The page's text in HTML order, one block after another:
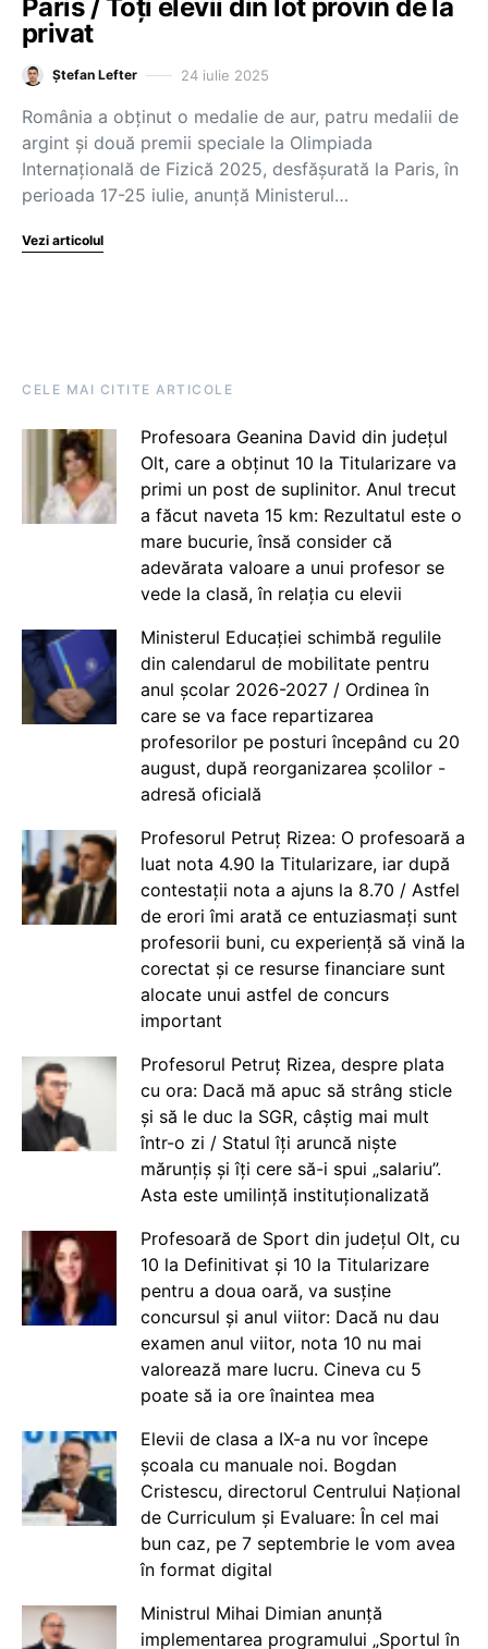
Paris / Toți elevii din lot provin de la
privat
Ștefan Lefter 24 iulie 2025
România a obținut o medalie de aur, patru medalii de
argint și două premii speciale la Olimpiada
Internațională de Fizică 2025, desfășurată la Paris, în
perioada 17-25 iulie, anunță Ministerul…
Vezi articolul
CELE MAI CITITE ARTICOLE
Profesoara Geanina David din județul
Olt, care a obținut 10 la Titularizare va
primi un post de suplinitor. Anul trecut
a făcut naveta 15 km: Rezultatul este o
mare bucurie, însă consider că
adevărata valoare a unui profesor se
vede la clasă, în relația cu elevii
Ministerul Educației schimbă regulile
din calendarul de mobilitate pentru
anul școlar 2026-2027 / Ordinea în
care se va face repartizarea
profesorilor pe posturi începând cu 20
august, după reorganizarea școlilor -
adresă oficială
Profesorul Petruț Rizea: O profesoară a
luat nota 4.90 la Titularizare, iar după
contestații nota a ajuns la 8.70 / Astfel
de erori îmi arată ce entuziasmați sunt
profesorii buni, cu experiență să vină la
corectat și ce resurse financiare sunt
alocate unui astfel de concurs
important
Profesorul Petruț Rizea, despre plata
cu ora: Dacă mă apuc să strâng sticle
și să le duc la SGR, câștig mai mult
într-o zi / Statul îți aruncă niște
mărunțiș și îți cere să-i spui „salariu”.
Asta este umilință instituționalizată
Profesoară de Sport din județul Olt, cu
10 la Definitivat și 10 la Titularizare
pentru a doua oară, va susține
concursul și anul viitor: Dacă nu dau
examen anul viitor, nota 10 nu mai
valorează mare lucru. Cineva cu 5
poate să ia ore înaintea mea
Elevii de clasa a IX-a nu vor începe
școala cu manuale noi. Bogdan
Cristescu, directorul Centrului Național
de Curriculum și Evaluare: În cel mai
bun caz, pe 7 septembrie le vom avea
în format digital
Ministrul Mihai Dimian anunță
implementarea programului „Sportul în